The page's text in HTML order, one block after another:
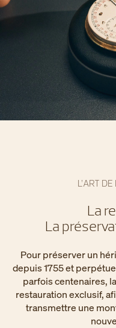
L’ART
La
La
Pour préserver un
depuis 1755 et
parfois centenaires,
restauration exclusif,
transmettre une